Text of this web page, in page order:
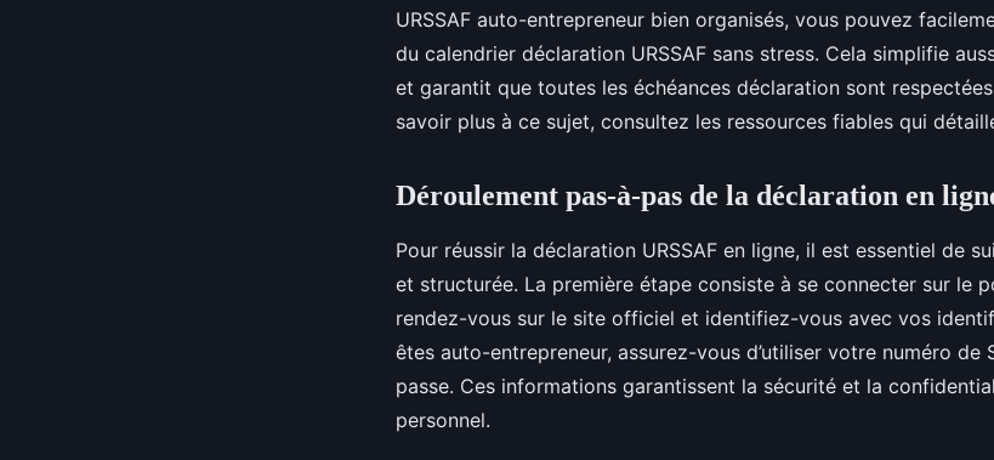
URSSAF auto-entrepreneur bien organisés, vous pouvez
du calendrier déclaration URSSAF sans stress. Cela simplifie
et garantit que toutes les échéances déclaration sont
savoir plus à ce sujet, consultez les ressources fiables qui
Déroulement pas-à-pas de la déclaration en
Pour réussir la déclaration URSSAF en ligne, il est essentiel de
et structurée. La première étape consiste à se connecter sur le
rendez-vous sur le site officiel et identifiez-vous avec vos
êtes auto-entrepreneur, assurez-vous d’utiliser votre numéro de
passe. Ces informations garantissent la sécurité et la
personnel.